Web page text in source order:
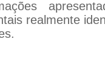
realmente